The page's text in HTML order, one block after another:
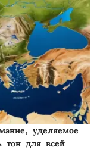
уделяемое
тон для всей